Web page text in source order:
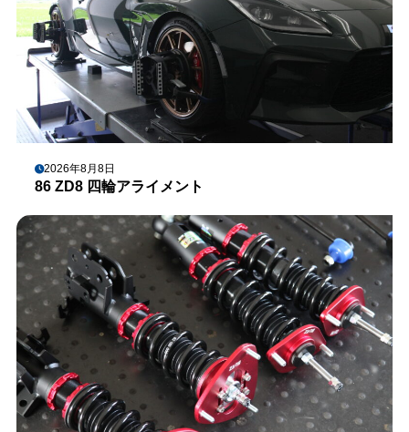
2026年8月8日
86 ZD8 四輪アライメント